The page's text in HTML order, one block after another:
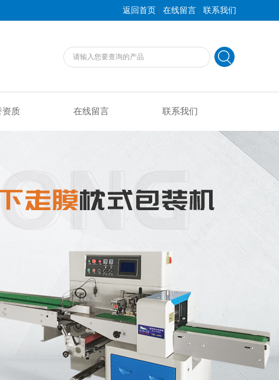
返回首页 | 在线留言 | 联系我们
资质 在线留言 联系我们